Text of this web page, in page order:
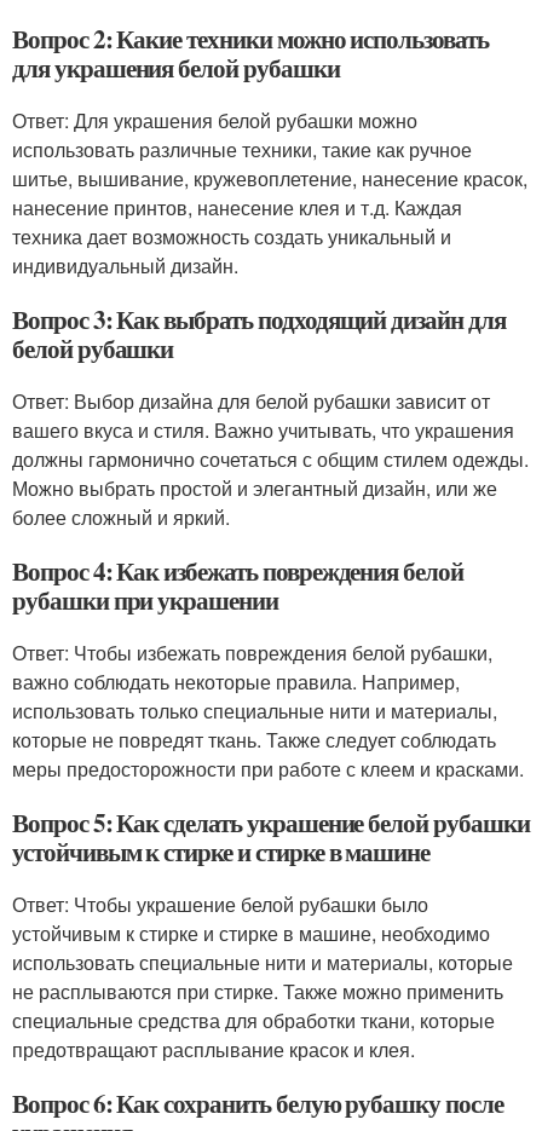
Вопрос 2: Какие техники можно использовать
для украшения белой рубашки
Ответ: Для украшения белой рубашки можно
использовать различные техники, такие как ручное
шитье, вышивание, кружевоплетение, нанесение красок,
нанесение принтов, нанесение клея и т.д. Каждая
техника дает возможность создать уникальный и
индивидуальный дизайн.
Вопрос 3: Как выбрать подходящий дизайн для
белой рубашки
Ответ: Выбор дизайна для белой рубашки зависит от
вашего вкуса и стиля. Важно учитывать, что украшения
должны гармонично сочетаться с общим стилем одежды.
Можно выбрать простой и элегантный дизайн, или же
более сложный и яркий.
Вопрос 4: Как избежать повреждения белой
рубашки при украшении
Ответ: Чтобы избежать повреждения белой рубашки,
важно соблюдать некоторые правила. Например,
использовать только специальные нити и материалы,
которые не повредят ткань. Также следует соблюдать
меры предосторожности при работе с клеем и красками.
Вопрос 5: Как сделать украшение белой рубашки
устойчивым к стирке и стирке в машине
Ответ: Чтобы украшение белой рубашки было
устойчивым к стирке и стирке в машине, необходимо
использовать специальные нити и материалы, которые
не расплываются при стирке. Также можно применить
специальные средства для обработки ткани, которые
предотвращают расплывание красок и клея.
Вопрос 6: Как сохранить белую рубашку после